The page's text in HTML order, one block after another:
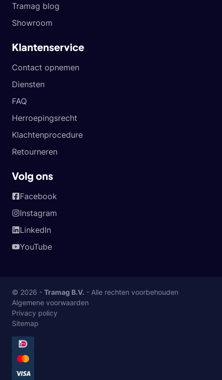
Tramag blog
Showroom
Klantenservice
Contact opnemen
Diensten
FAQ
Herroepingsrecht
Klachtenprocedure
Retourneren
Volg ons
Facebook
Instagram
LinkedIn
YouTube
© 2026 - Tramag B.V. - Alle rechten voorbehouden
Algemene voorwaarden
Privacy policy
Sitemap